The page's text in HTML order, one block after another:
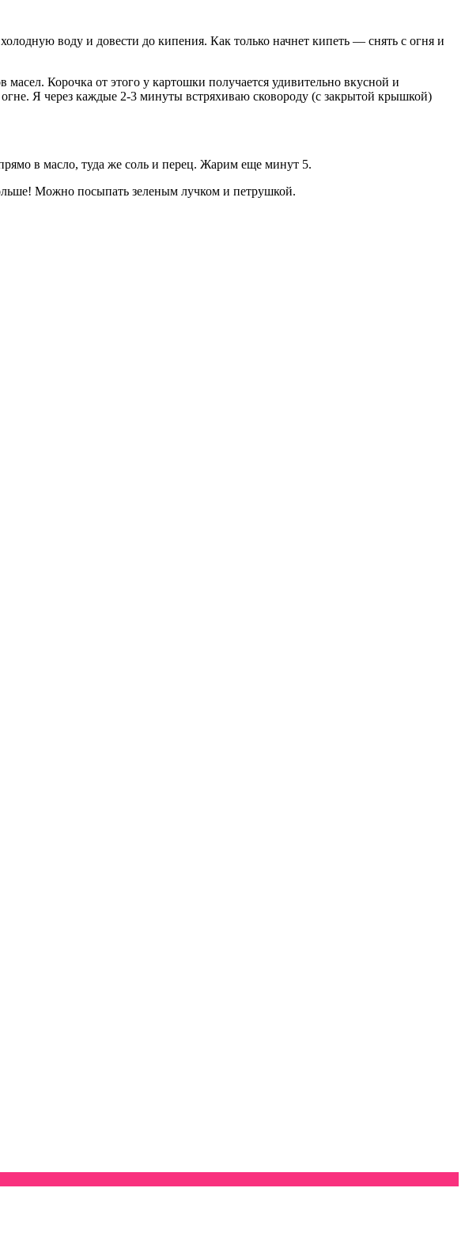
воду и довести до кипения. Как только начнет кипеть — снять с огня и
Корочка от этого у картошки получается удивительно вкусной и
Я через каждые 2-3 минуты встряхиваю сковороду (с закрытой крышкой)
в масло, туда же соль и перец. Жарим еще минут 5.
Можно посыпать зеленым лучком и петрушкой.